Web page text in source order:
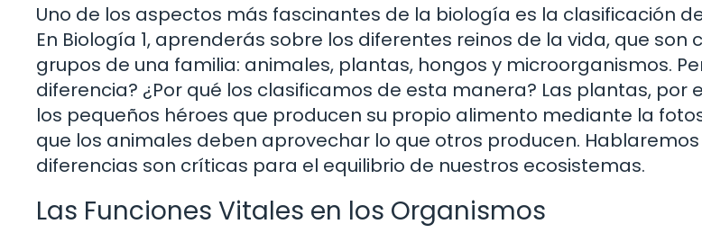
Uno de los aspectos más fascinantes de la biología es la clasificación
En Biología 1, aprenderás sobre los diferentes reinos de la vida, que son
grupos de una familia: animales, plantas, hongos y microorganismos.
diferencia? ¿Por qué los clasificamos de esta manera? Las plantas, por
los pequeños héroes que producen su propio alimento mediante la
que los animales deben aprovechar lo que otros producen.
diferencias son críticas para el equilibrio de nuestros ecosistemas.
Las Funciones Vitales en los Organismos